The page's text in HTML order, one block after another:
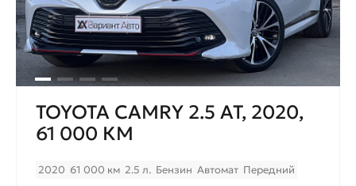
TOYOTA CAMRY 2.5 AT, 2020,
61 000 КМ
2020 61 000 км 2.5 л. Бензин Автомат Передний